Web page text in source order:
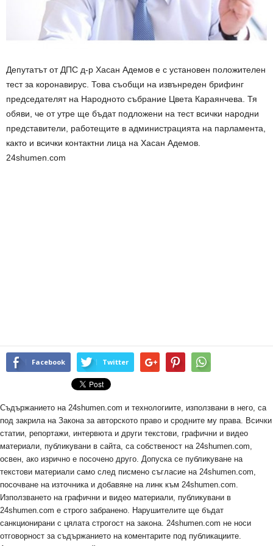
Депутатът от ДПС д-р Хасан Адемов е с установен положителен
тест за коронавирус. Това съобщи на извънреден брифинг
председателят на Народното събрание Цвета Караянчева. Тя
обяви, че от утре ще бъдат подложени на тест всички народни
представители, работещите в администрацията на парламента,
както и всички контактни лица на Хасан Адемов.
24shumen.com
Facebook Twitter
Съдържанието на 24shumen.com и технологиите, използвани в него, са
под закрила на Закона за авторското право и сродните му права. Всички
статии, репортажи, интервюта и други текстови, графични и видео
материали, публикувани в сайта, са собственост на 24shumen.com,
освен, ако изрично е посочено друго. Допуска се публикуване на
текстови материали само след писмено съгласие на 24shumen.com,
посочване на източника и добавяне на линк към 24shumen.com.
Използването на графични и видео материали, публикувани в
24shumen.com е строго забранено. Нарушителите ще бъдат
санкционирани с цялата строгост на закона. 24shumen.com не носи
отговорност за съдържанието на коментарите под публикациите.